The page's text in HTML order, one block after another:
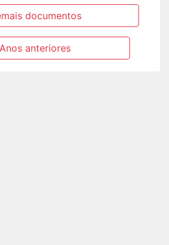
documentos
Anos anteriores